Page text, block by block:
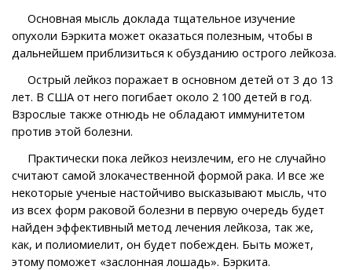
Основная мысль доклада тщательное изучение
опухоли Бэркита может оказаться полезным, чтобы в
дальнейшем приблизиться к обузданию острого лейкоза.
Острый лейкоз поражает в основном детей от 3 до 13
лет. В США от него погибает около 2 100 детей в год.
Взрослые также отнюдь не обладают иммунитетом
против этой болезни.
Практически пока лейкоз неизлечим, его не случайно
считают самой злокачественной формой рака. И все же
некоторые ученые настойчиво высказывают мысль, что
из всех форм раковой болезни в первую очередь будет
найден эффективный метод лечения лейкоза, так же,
как, и полиомиелит, он будет побежден. Быть может,
этому поможет «заслонная лошадь». Бэркита.